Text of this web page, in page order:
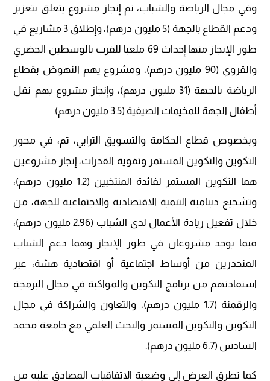
وفي مجال الرياضة والشباب، تم إنجاز مشروع يتعلق بتعزيز
ودعم القطاع بالجهة (5 مليون درهم)، وإطلاق 3 مشاريع في
طور الإنجاز منها إحداث 69 ملعبا للقرب بالوسطين الحضري
والقروي (90 مليون درهم)، ومشروع يهم النهوض بقطاع
الرياضة بالجهة (31 مليون درهم)، وإنجاز مشروع يهم نقل
أطفال الجهة للمخيمات الصيفية (3.5 مليون درهم).
وبخصوص قطاع الحكامة والتسويق الترابي، تم، في محور
التكوين والتكوين المستمر وتقوية القدرات، إنجاز مشروعين
هما التكوين المستمر لفائدة المنتخبين (1.2 مليون درهم)،
وتشجيع دينامية التنمية الاقتصادية والاجتماعية للجهة، من
خلال تفعيل ريادة الأعمال لدى الشباب (2.96 مليون درهم)،
فيما يوجد مشروعان في طور الإنجاز وهما دعم الشباب
المنحدرين من أوساط اجتماعية أو اقتصادية هشة، عبر
استفادتهم من برنامج التكوين والمواكبة في مجال البرمجة
والرقمنة (1.7 مليون درهم)، والتعاون والشراكة في مجال
التكوين والتكوين المستمر والبحث العلمي مع جامعة محمد
السادس (6.7 مليون درهم).
كما تطرق العرض إلى وضعية الاتفاقيات المصادق عليه من